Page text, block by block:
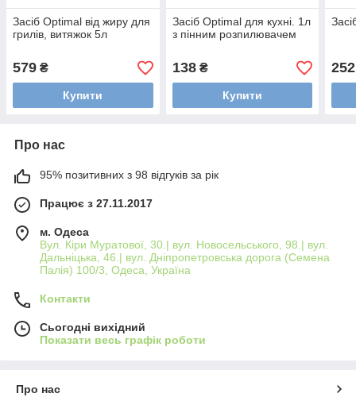
Засіб Optimal від жиру для
грилів, витяжок 5л
579 ₴
Купити
Засіб Optimal для кухні. 1л
з пінним розпилювачем
138₴
Купити
252
Про нас
95% позитивних з 98 відгуків за рік
Працює з 27.11.2017
м. Одеса
Вул. Кіри Муратової, 30.| вул. Новосельського, 98.| вул.
Дальніцька, 46.| вул. Дніпропетровська дорога (Семена
Палія) 100/3, Одеса, Україна
Контакти
Сьогодні вихідний
Показати весь графік роботи
Про нас